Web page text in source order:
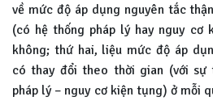
về mức độ áp dụng nguyên tắc
(có hệ thống pháp lý hay nguy cơ
không; thứ hai, liệu mức độ áp
có thay đổi theo thời gian (với sự
pháp lý – nguy cơ kiện tụng) ở mỗi